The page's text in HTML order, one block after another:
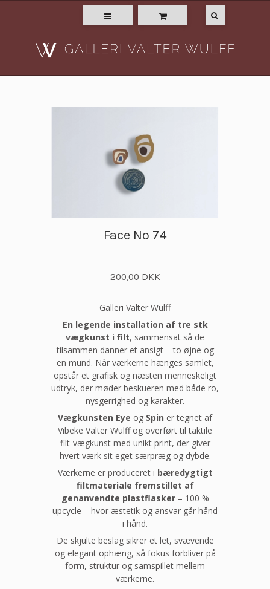
Face No 74
200,00 DKK
Galleri Valter Wulff
En legende installation af tre stk
vægkunst i filt, sammensat så de
tilsammen danner et ansigt – to øjne og
en mund. Når værkerne hænges samlet,
opstår et grafisk og næsten menneskeligt
udtryk, der møder beskueren med både ro,
nysgerrighed og karakter.
Vægkunsten Eye og Spin er tegnet af
Vibeke Valter Wulff og overført til taktile
filt-vægkunst med unikt print, der giver
hvert værk sit eget særpræg og dybde.
Værkerne er produceret i bæredygtigt
filtmateriale fremstillet af
genanvendte plastflasker– 100 %
upcycle – hvor æstetik og ansvar går hånd
i hånd.
De skjulte beslag sikrer et let, svævende
og elegant ophæng, så fokus forbliver på
form, struktur og samspillet mellem
værkerne.